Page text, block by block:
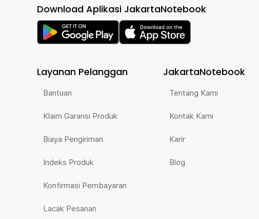
Download Aplikasi JakartaNotebook
Layanan Pelanggan
Bantuan
Klaim Garansi Produk
Biaya Pengiriman
Indeks Produk
Konfirmasi Pembayaran
Lacak Pesanan
JakartaNotebook
Tentang Kami
Kontak Kami
Karir
Blog